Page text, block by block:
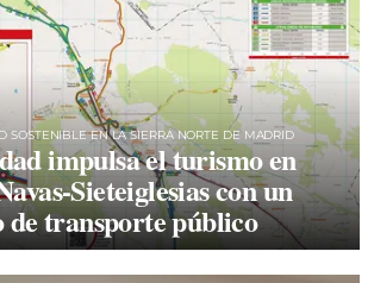
SOSTENIBLE EN LA SIERRA NORTE DE MADRID
impulsa el turismo en
Sieteiglesias con un
de transporte público